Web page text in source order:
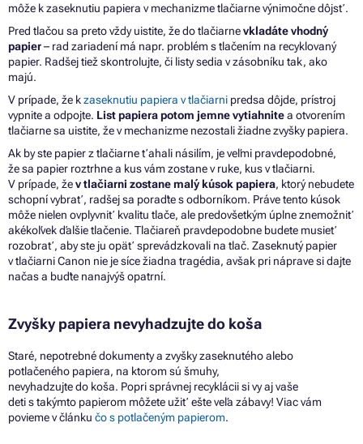
môže kzaseknutiu papiera vmechanizme tlačiarne výnimočne dôjsť.
Pred tlačou sa preto vždy uistite, žedo tlačiarnevkladáte vhodný
papier– rad zariadení má napr. problémstlačením na recyklovaný
papier. Radšej tiež skontrolujte, či listy sedia vzásobníku tak, ako
majú.
V prípade, že kzaseknutiu papiera vtlačiarni predsa dôjde, prístroj
vypnitea odpojte. List papiera potom jemne vytiahnitea otvorením
tlačiarnesa uistite, žev mechanizme nezostali žiadne zvyšky papiera.
Ak by ste papier z tlačiarne ťahali násilím, je veľmi pravdepodobné,
že sa papier roztrhne a kus vám zostane v ruke, kus v tlačiarni.
V prípade, žev tlačiarni zostane malý kúsok papiera, ktorý nebudete
schopní vybrať, radšej sa poraďte s odborníkom. Práve tento kúsok
môže nielen ovplyvniť kvalitu tlače, ale predovšetkým úplne znemožniť
akékoľvek ďalšie tlačenie. Tlačiareň pravdepodobne budete musieť
rozobrať, aby ste ju opäť sprevádzkovali na tlač. Zaseknutý papier
v tlačiarni Canon nie je síce žiadna tragédia, avšak pri náprave si dajte
načas a buďte nanajvýš opatrní.
Zvyšky papiera nevyhadzujtedo koša
Staré, nepotrebné dokumentya zvyšky zaseknutého alebo
potlačeného papiera, na ktorom sú šmuhy,
nevyhadzujtedo koša. Popri správnej recykláciisivyajvaše
detistakýmto papierom môžete užiť ešte veľa zábavy! Viac vám
poviemevčlánku čos potlačeným papierom.